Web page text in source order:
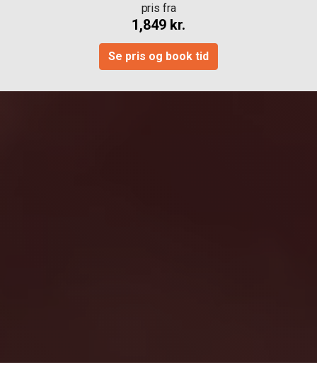
pris fra
1,849 kr.
Se pris og book tid